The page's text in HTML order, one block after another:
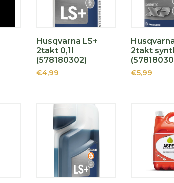
Husqvarna LS+
2takt 0,1l
(578180302)
€4,99
2takt
€5,99